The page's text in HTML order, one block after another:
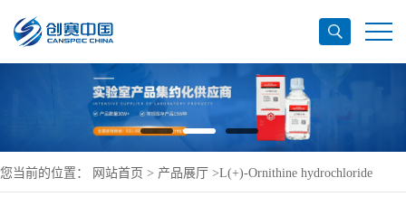
您当前的位置： 网站首页 > 产品展厅 >L(+)-Ornithine hydrochloride